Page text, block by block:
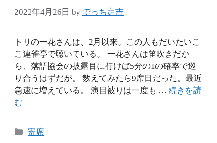
2022年4月26日 by でっち定吉
トリの一花さんは、2月以来。この人もだいたいこ
こ連雀亭で聴いている。 一花さんは笛吹きだか
ら、落語協会の披露目に行けば5分の1の確率で巡
り合うはずだが。 数えてみたら9席目だった。最近
急速に増えている。 演目被りは一度も … 続きを読
む
カ
寄席